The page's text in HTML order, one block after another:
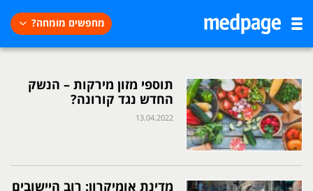
מחפשים מומחה?
תוספי מזון מירקות – הנשק
החדש נגד קורונה?
13.04.2022
מדינת אומיקרון: רוב היישובים